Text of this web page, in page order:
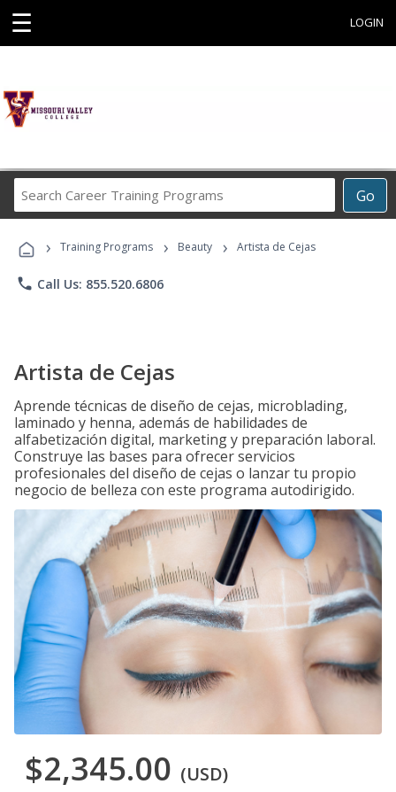
☰ LOGIN
Go
Career
Programs
› Training Programs › Beauty › Artista de Cejas
phone Call Us: 855.520.6806
Artista de Cejas
Aprende técnicas de diseño de cejas, microblading,
laminado y henna, además de habilidades de
alfabetización digital, marketing y preparación laboral.
Construye las bases para ofrecer servicios
profesionales del diseño de cejas o lanzar tu propio
negocio de belleza con este programa autodirigido.
$2,345.00 (USD)